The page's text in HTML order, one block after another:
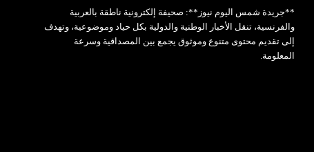
**جريدة شمس اليوم نيوز**: صحيفة إلكترونية ناطقة بالعربية
والفرنسية، تنقل الأخبار الوطنية والدولية بكل حياد وموضوعية، وتهدف
إلى تقديم محتوى متنوع وموثوق يجمع بين المصداقية وسرعة
المعلومة.